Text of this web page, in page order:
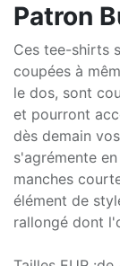
Patron
Ces tee-shirts
coupées à
le dos, sont
et pourront
dès demain
s'agrémente
manches
élément de
rallongé dont